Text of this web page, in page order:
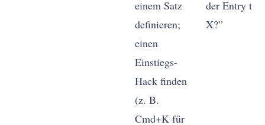
einem Satz
definieren;
einen
Einstiegs-
Hack finden
(z. B.
Cmd+K für
der Entry
X?”